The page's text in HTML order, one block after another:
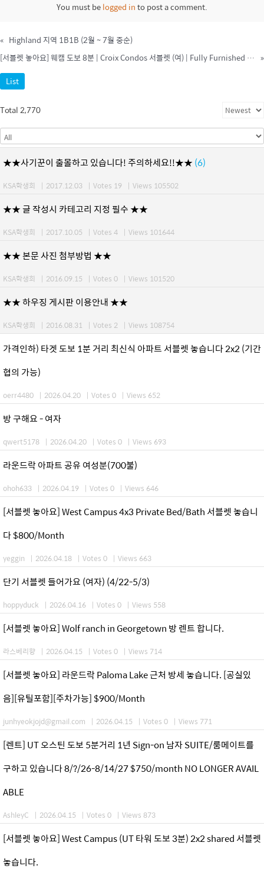
You must belogged into post a comment.
« Highland 지역 1B1B (2월 ~ 7월 중순)
[서블렛 놓아요] 웨캠 도보 8분 | Croix Condos 서블렛 (여) | Fully Furnished $785 »
List
Total 2,770
★★사기꾼이 출몰하고 있습니다! 주의하세요!!★★ (6)
KSA학생회 | 2017.12.03 | Votes 19 | Views 105502
★★ 글 작성시 카테고리 지정 필수 ★★
KSA학생회 | 2017.10.05 | Votes 4 | Views 101644
★★ 본문 사진 첨부방법 ★★
KSA학생회 | 2016.09.15 | Votes 0 | Views 101520
★★ 하우징 게시판 이용안내 ★★
KSA학생회 | 2016.08.31 | Votes 2 | Views 108754
가격인하) 타겟 도보 1분 거리 최신식 아파트 서블렛 놓습니다 2x2 (기간
협의 가능)
oerr4480 | 2026.04.20 | Votes 0 | Views 652
방 구해요 - 여자
qwert5178 | 2026.04.20 | Votes 0 | Views 693
라운드락 아파트 공유 여성분(700불)
ohoh633 | 2026.04.19 | Votes 0 | Views 646
[서블렛 놓아요] West Campus 4x3 Private Bed/Bath 서블렛 놓습니
다 $800/Month
yeggin | 2026.04.18 | Votes 0 | Views 663
단기 서블렛 들어가요 (여자) (4/22-5/3)
hoppyduck | 2026.04.16 | Votes 0 | Views 558
[서블렛 놓아요] Wolf ranch in Georgetown 방 렌트 합니다.
라스베리향 | 2026.04.15 | Votes 0 | Views 714
[서블렛 놓아요] 라운드락 Paloma Lake 근처 방세 놓습니다. [공실있
음][유틸포함][주차가능] $900/Month
junhyeokjojd@gmail.com | 2026.04.15 | Votes 0 | Views 771
[렌트] UT 오스틴 도보 5분거리 1년 Sign-on 남자 SUITE/룸메이트를
구하고 있습니다 8/?/26-8/14/27 $750/month NO LONGER AVAIL
ABLE
AshleyC | 2026.04.15 | Votes 0 | Views 873
[서블렛 놓아요] West Campus (UT 타워 도보 3분) 2x2 shared 서블렛
놓습니다.